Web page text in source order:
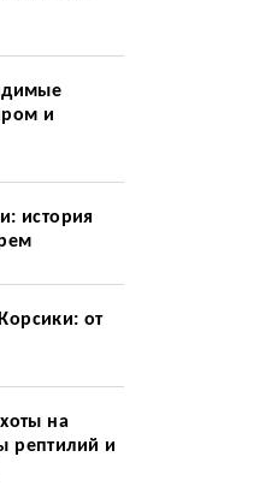
и
история
от
на
рептилий и